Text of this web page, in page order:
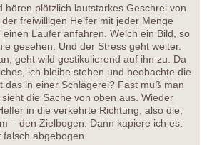
hören plötzlich lautstarkes Geschrei von
freiwilligen Helfer mit jeder Menge
Läufer anfahren. Welch ein Bild, so
gesehen. Und der Stress geht weiter.
geht wild gestikulierend auf ihn zu. Da
ich bleibe stehen und beobachte die
das in einer Schlägerei? Fast muß man
die Sache von oben aus. Wieder
in die verkehrte Richtung, also die,
– den Zielbogen. Dann kapiere ich es:
abgebogen.